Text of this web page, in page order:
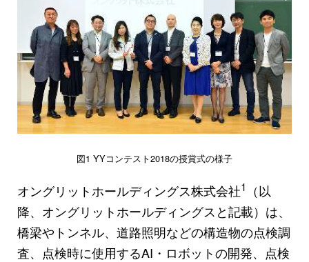
図1 YYコンテスト2018の授賞式の様子
オングリットホールディングス株式会社1
（以
降、オングリットホールディングスと記載）は、
橋梁やトンネル、道路照明などの構造物の点検調
査、点検時に使用するAI・ロボットの開発、点検